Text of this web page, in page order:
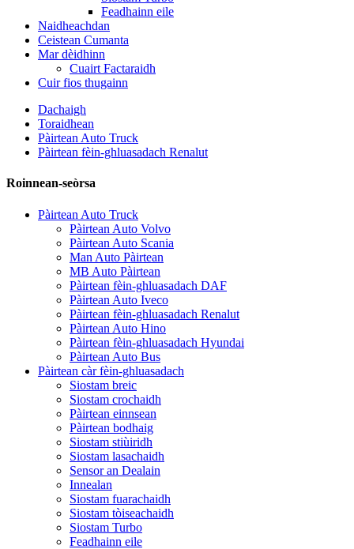
Feadhainn eile
Naidheachdan
Ceistean Cumanta
Mar dèidhinn
Cuairt Factaraidh
Cuir fios thugainn
Dachaigh
Toraidhean
Pàirtean Auto Truck
Pàirtean fèin-ghluasadach Renalut
Roinnean-seòrsa
Pàirtean Auto Truck
Pàirtean Auto Volvo
Pàirtean Auto Scania
Man Auto Pàirtean
MB Auto Pàirtean
Pàirtean fèin-ghluasadach DAF
Pàirtean Auto Iveco
Pàirtean fèin-ghluasadach Renalut
Pàirtean Auto Hino
Pàirtean fèin-ghluasadach Hyundai
Pàirtean Auto Bus
Pàirtean càr fèin-ghluasadach
Siostam breic
Siostam crochaidh
Pàirtean einnsean
Pàirtean bodhaig
Siostam stiùiridh
Siostam lasachaidh
Sensor an Dealain
Innealan
Siostam fuarachaidh
Siostam tòiseachaidh
Siostam Turbo
Feadhainn eile